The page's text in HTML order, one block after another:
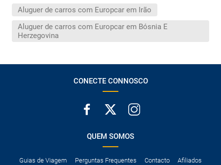
Aluguer de carros com Europcar em Irão
Aluguer de carros com Europcar em Bósnia E
Herzegovina
CONECTE CONNOSCO
QUEM SOMOS
Guias de Viagem Perguntas Frequentes Contacto Afiliados